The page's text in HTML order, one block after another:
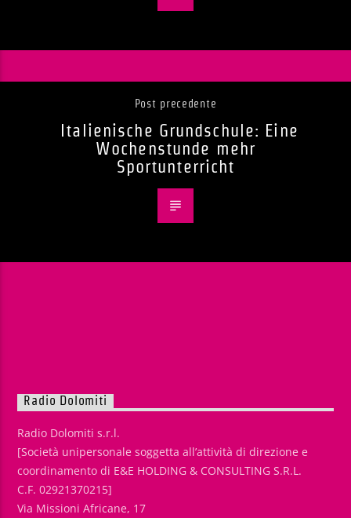
Post precedente
Italienische Grundschule: Eine
Wochenstunde mehr
Sportunterricht
Radio Dolomiti
Radio Dolomiti s.r.l.
[Società unipersonale soggetta all’attività di direzione e
coordinamento di E&E HOLDING & CONSULTING S.R.L.
C.F. 02921370215]
Via Missioni Africane, 17